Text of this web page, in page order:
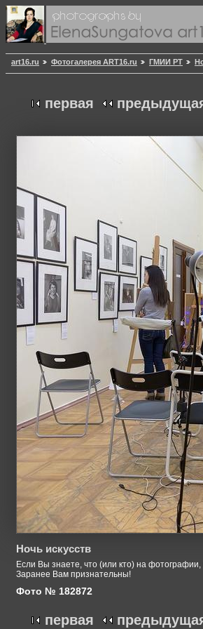
art16.ru Фотогалерея ART16.ru ГМИИ РТ
первая
Ночь искусств
Если Вы знаете, что (или кто) на
Заранее Вам признательны!
Фото № 182872
первая